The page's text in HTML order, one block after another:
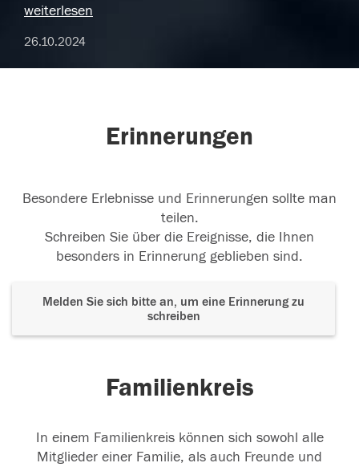
weiterlesen
26.10.2024
Erinnerungen
Besondere Erlebnisse und Erinnerungen sollte man
teilen.
Schreiben Sie über die Ereignisse, die Ihnen
besonders in Erinnerung geblieben sind.
Melden Sie sich bitte an, um eine Erinnerung zu
schreiben
Familienkreis
In einem Familienkreis können sich sowohl alle
Mitglieder einer Familie, als auch Freunde und